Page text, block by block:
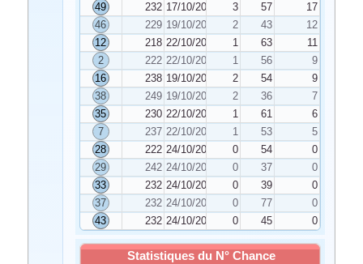
49
232 17/10/2022 3 57
17
46
229 19/10/2022 2 43
12
12
218 22/10/2022 1 63
11
2
222 22/10/2022 1 56
9
16
238 19/10/2022 2 54
9
38
249 19/10/2022 2 36
7
35
230 22/10/2022 1 61
6
7
237 22/10/2022 1 53
5
28
222 24/10/2022 0 54
0
29
242 24/10/2022 0 37
0
33
232 24/10/2022 0 39
0
37
232 24/10/2022 0 77
0
43
232 24/10/2022 0 45 0
Statistiques du N° Chance